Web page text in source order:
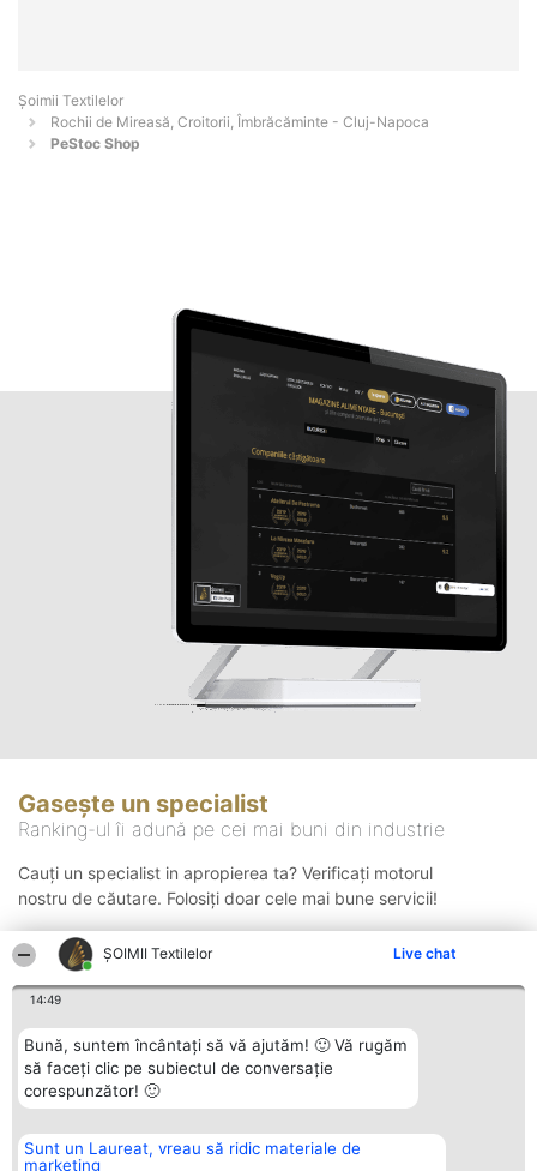
ȘOIMII Textilelor Live chat
14:49
Bună, suntem încântați să vă ajutăm! 🙂 Vă rugăm
să faceți clic pe subiectul de conversație
corespunzător! 🙂
Sunt un Laureat, vreau să ridic materiale de
marketing
Șoimii Textilelor
Rochii de Mireasă, Croitorii, Îmbrăcăminte - Cluj-Napoca
PeStoc Shop
Gasește un specialist
Ranking-ul îi adună pe cei mai buni din industrie
Cauți un specialist in apropierea ta? Verificați motorul
nostru de căutare. Folosiți doar cele mai bune servicii!
Organizator Ranking
BRIGHT SOLUTIONS BR SRL
Plebiscyt Contact